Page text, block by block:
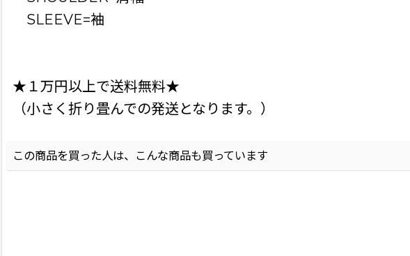
SLEEVE=袖
★１万円以上で送料無料★
（小さく折り畳んでの発送となります。）
この商品を買った人は、こんな商品も買っています